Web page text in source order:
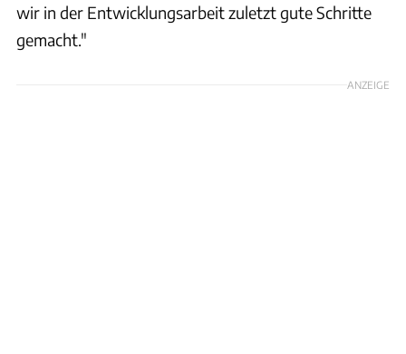
wir in der Entwicklungsarbeit zuletzt gute Schritte
gemacht."
ANZEIGE